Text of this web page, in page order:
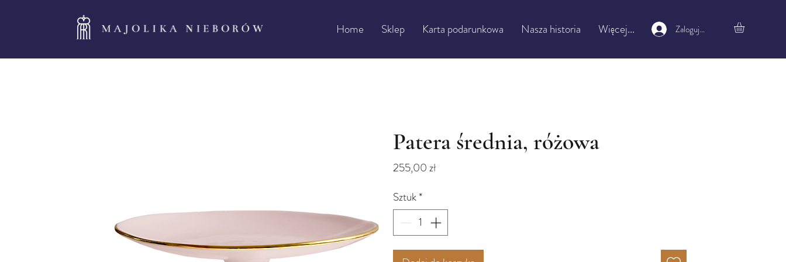
Home Sklep Karta podarunkowa Nasza historia Więcej... Zaloguj się
Patera średnia, różowa
255,00 złCena
Sztuk*